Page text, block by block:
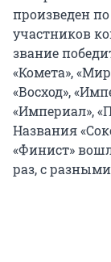
произведен
участников
звание
«Комета»,
«Восход»,
«Империал»,
Названия
«Финист»
раз, с